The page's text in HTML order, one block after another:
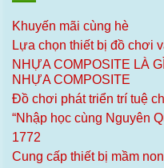
Khuyến mãi cùng hè
Lựa chọn thiết bị đồ chơi
NHỰA COMPOSITE LÀ
NHỰA COMPOSITE
Đồ chơi phát triển trí tuệ
“Nhập học cùng Nguyên
1772
Cung cấp thiết bị mầm